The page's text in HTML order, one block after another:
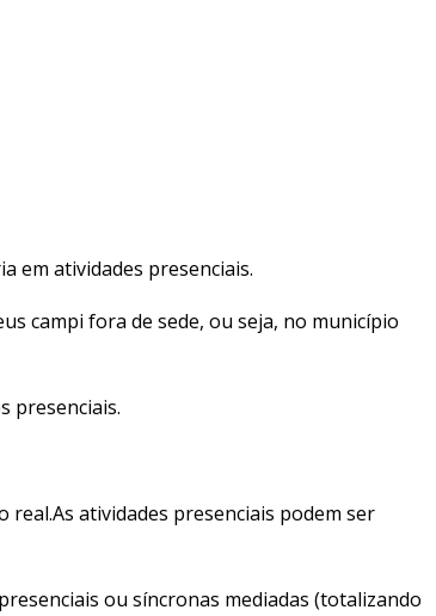
em atividades presenciais.
campi fora de sede, ou seja, no município
presenciais.
atividades presenciais podem ser
ou síncronas mediadas (totalizando